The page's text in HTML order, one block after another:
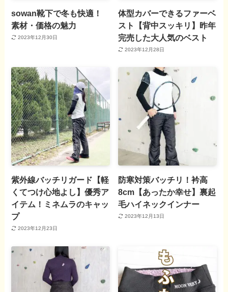
sowan靴下で冬も快適！
素材・価格の魅力
2023年12月30日
体型カバーできるファーベ
スト【背中スッキリ】昨年
完売した大人気のベスト
2023年12月28日
紫外線バッチリガード【軽
くてつけ心地よし】優秀ア
イテム！ミネムラのキャッ
プ
2023年12月23日
防寒対策バッチリ！衿高
8cm【あったか幸せ】裏起
毛ハイネックインナー
2023年12月13日